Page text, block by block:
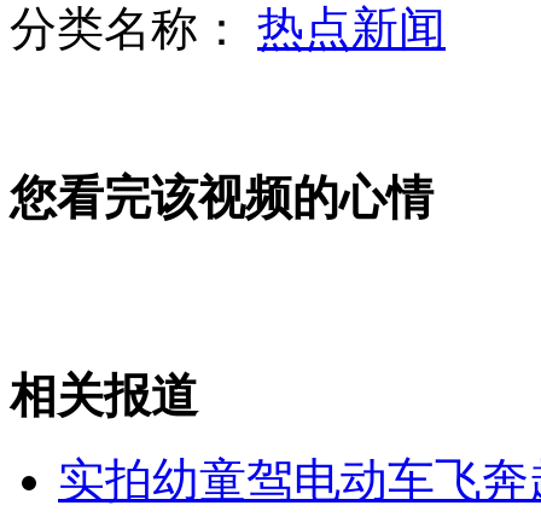
分类名称： 热点新闻
您看完该视频的心情
相关报道
实拍幼童驾电动车飞